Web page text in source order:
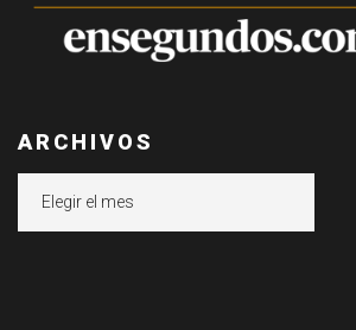
ARCHIVOS